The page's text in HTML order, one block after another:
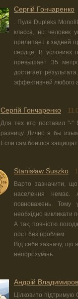
Сергій Гончаренко
. Пуля Dupleks
класса, но человек
прилипает к задней
сердце. В условиях
превышает 35
достигает
эффективней любого
Сергій Гончаренко
Для тех кто поставил "-"
разницу. Лично я бы
Если сам боишся
Stanisław Suszko
Варто зазначити,
населення немає.
повноважень. Тому
необхідно викликати
А так, повністю
пост без проблем.
Від себе зазначу, що
непорозумінь.
Андрій Владимиров
Цілковито